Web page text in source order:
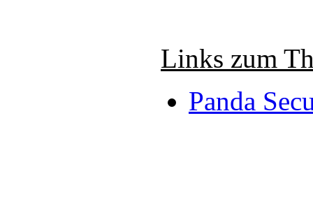
Links zum
Panda